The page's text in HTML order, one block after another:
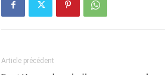
Article précédent